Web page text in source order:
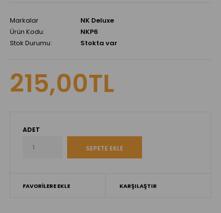
Markalar
NK Deluxe
Ürün Kodu:
NKP6
Stok Durumu:
Stokta var
215,00TL
ADET
FAVORİLERE EKLE KARŞILAŞTIR